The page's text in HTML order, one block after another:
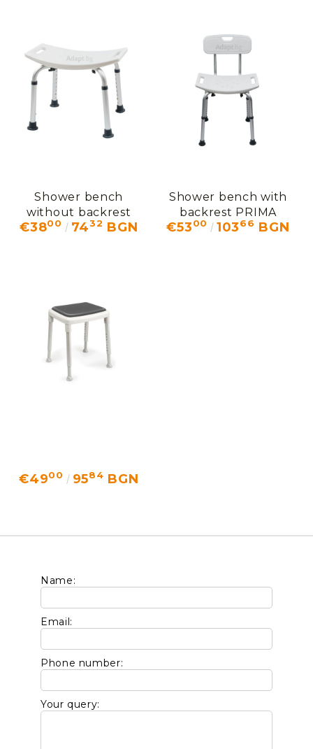
Shower bench
without backrest
SOLO
€3800 7432 BGN
Shower bench with
backrest PRIMA
€5300 10366 BGN
€4900 9584 BGN
Name:
Email:
Phone number:
Your query: